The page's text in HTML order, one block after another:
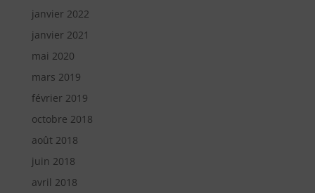
janvier 2022
janvier 2021
mai 2020
mars 2019
février 2019
octobre 2018
août 2018
juin 2018
avril 2018